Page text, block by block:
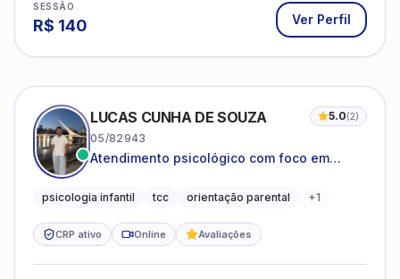
SESSÃO
R$ 140 Ver Perfil
LUCAS CUNHA DE SOUZA 5.0(2)
05/82943
Atendimento psicológico com foco em
promovendo equilíbrio emocional e
psicologia infantil tcc orientação parental +1
CRP ativo Online Avaliações